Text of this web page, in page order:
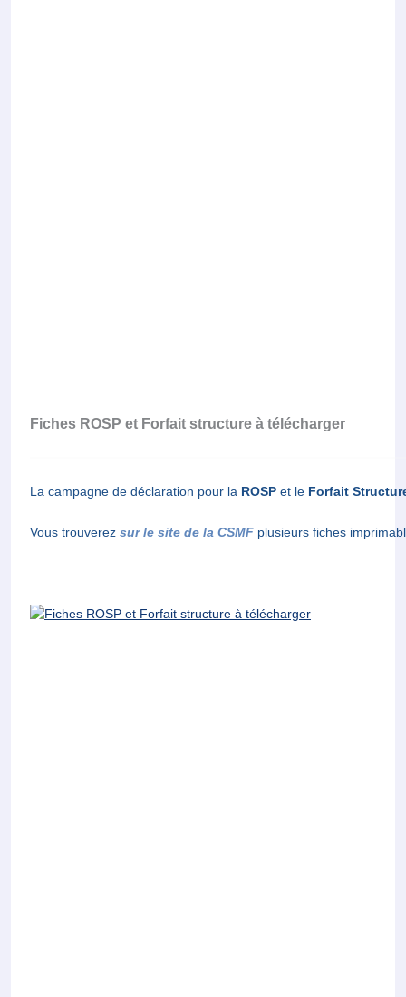
Fiches ROSP et Forfait structure à télécharger
La campagne de déclaration pour la ROSP et le Forfait
Vous trouverez sur le site de la CSMF plusieurs fiches